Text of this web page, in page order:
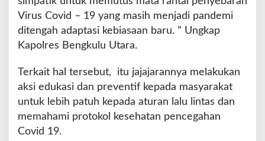
a
t
G
P
u
t
Virus Covid – 19 yang masih menjadi pandemi
ditengah adaptasi kebiasaan baru. ” Ungkap
Kapolres Bengkulu Utara.
Terkait hal tersebut, itu jajajarannya melakukan
aksi edukasi dan preventif kepada masyarakat
untuk lebih patuh kepada aturan lalu lintas dan
memahami protokol kesehatan pencegahan
Covid 19.